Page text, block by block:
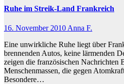
Ruhe im Streik-Land Frankreich
16. November 2010 Anna F.
Eine unwirkliche Ruhe liegt über
brennenden Autos, keine lärmenden
zeigen die französischen Nachrichten
Menschenmassen, die gegen
Besondere…